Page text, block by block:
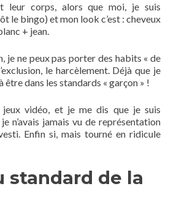
leur corps, alors que moi, je suis
le bingo) et mon look c’est : cheveux
+ jean.
je ne peux pas porter des habits « de
le harcèlement. Déjà que je
être dans les standards « garçon » !
vidéo, et je me dis que je suis
n’avais jamais vu de représentation
Enfin si, mais tourné en ridicule
standard de la